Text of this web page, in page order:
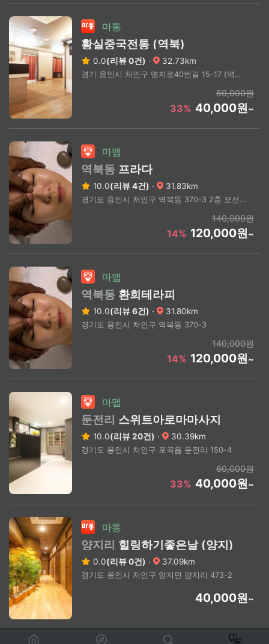
마통
황실중국전통 (역북)
0.0(리뷰 0건) · 32.73km
경기 용인시 처인구 명지로40번길 15-17 (역북동)
60,000원
33% 40,000원~
마맵
역북동 프라다
10.0(리뷰 4건) · 31.83km
경기도 용인시 처인구 역북동 370-3 2층 오션테라피
140,000원
14% 120,000원~
마맵
역북동 환희테라피
10.0(리뷰 6건) · 31.80km
경기도 용인시 처인구 역북동 370-3
140,000원
14% 120,000원~
마맵
둔전리 스위트아로마마사지
10.0(리뷰 20건) · 30.39km
경기도 용인시 처인구 포곡읍 둔전리 150-4
60,000원
33% 40,000원~
마통
양지리 힐링하기좋은날 (양지)
0.0(리뷰 0건) · 37.09km
경기도 용인시 처인구 양지면 양지리 473-2
40,000원~